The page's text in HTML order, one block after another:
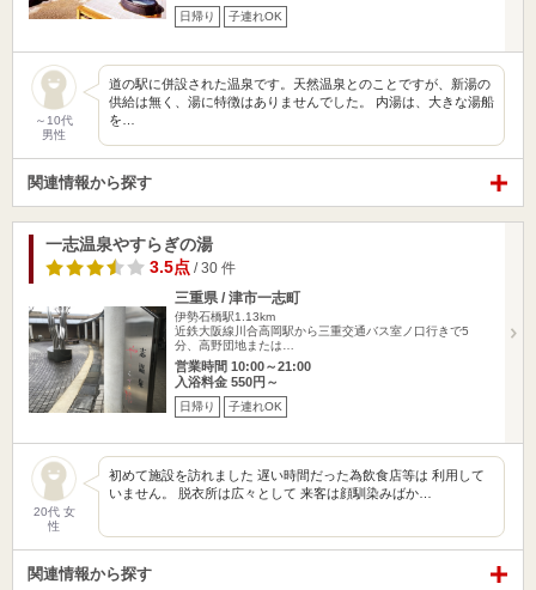
日帰り 子連れOK
～10代
男性
道の駅に併設された温泉です。天然温泉とのことですが、新湯の
供給は無く、湯に特徴はありませんでした。 内湯は、大きな湯船
を…
関連情報から探す
一志温泉やすらぎの湯
3.5点 / 30 件
三重県 / 津市一志町
伊勢石橋駅1.13km
近鉄大阪線川合高岡駅から三重交通バス室ノ口行きで5
分、高野団地または…
営業時間 10:00～21:00
入浴料金 550円～
日帰り 子連れOK
20代 女
性
初めて施設を訪れました 遅い時間だった為飲食店等は 利用して
いません。 脱衣所は広々として 来客は顔馴染みばか…
関連情報から探す